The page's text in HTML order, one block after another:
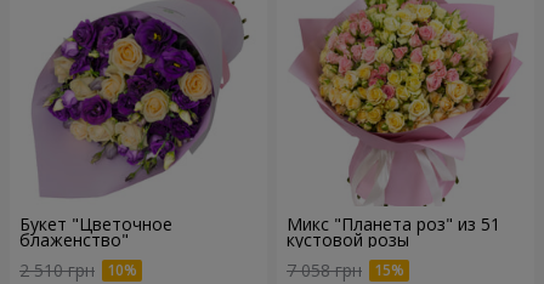
Букет "Цветочное
блаженство"
2 510 грн
Микс "Планета роз" из 51
кустовой розы
7 058 грн